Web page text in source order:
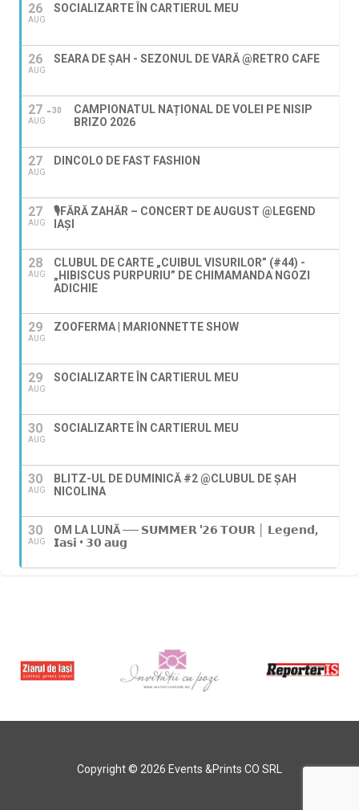
26
AUG
SOCIALIZARTE ÎN CARTIERUL MEU
26
AUG
SEARA DE ȘAH - SEZONUL DE VARĂ @RETRO CAFE
27
AUG
30
CAMPIONATUL NAȚIONAL DE VOLEI PE NISIP
BRIZO 2026
27
AUG
DINCOLO DE FAST FASHION
27
AUG
🎙️FĂRĂ ZAHĂR – CONCERT DE AUGUST @LEGEND
IAŞI
28
AUG
CLUBUL DE CARTE „CUIBUL VISURILOR” (#44) -
„HIBISCUS PURPURIU” DE CHIMAMANDA NGOZI
ADICHIE
29
AUG
ZOOFERMA | MARIONNETTE SHOW
29
AUG
SOCIALIZARTE ÎN CARTIERUL MEU
30
AUG
SOCIALIZARTE ÎN CARTIERUL MEU
30
AUG
BLITZ-UL DE DUMINICĂ #2 @CLUBUL DE ȘAH
NICOLINA
30
AUG
OM LA LUNĂ ── 𝗦𝗨𝗠𝗠𝗘𝗥 '𝟮𝟲 𝗧𝗢𝗨𝗥 │ 𝗟𝗲𝗴𝗲𝗻𝗱,
𝗜𝗮𝘀𝗶 • 𝟯𝟬 𝗮𝘂𝗴
Copyright © 2026 Events &Prints CO SRL